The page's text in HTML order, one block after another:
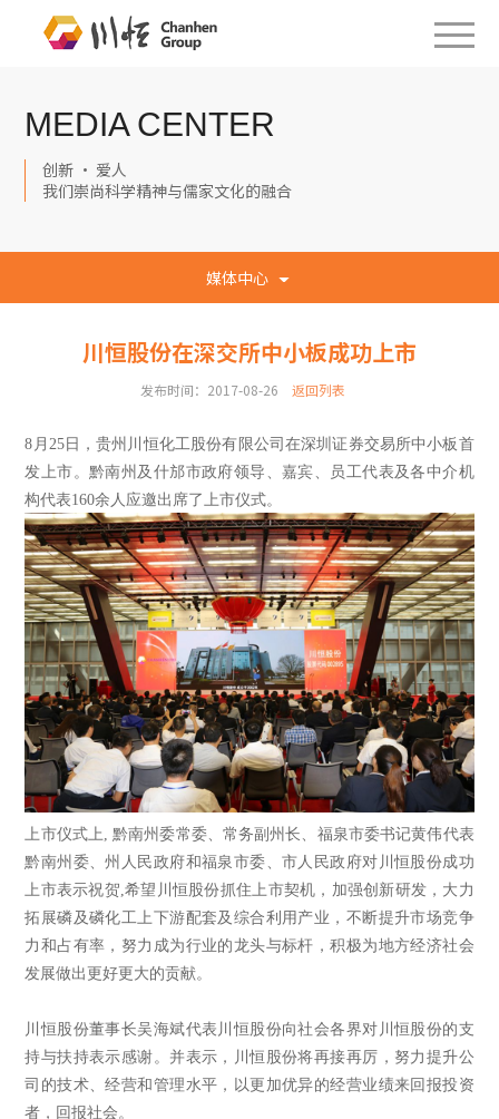
MEDIA CENTER
创新 · 爱人
我们崇尚科学精神与儒家文化的融合
媒体中心
川恒股份在深交所中小板成功上市
发布时间：2017-08-26 返回列表
8 月25日，贵州川恒化工股份有限公司在深圳证券交易所中小板首
发上市。黔南州及什邡市政府领导、嘉宾、员工代表及各中介机
构代表160余人应邀出席了上市仪式。
上市仪式上 ,黔南州委常委、常务副州长、福泉市委书记黄伟代表
黔南州委、州人民政府和福泉市委、市人民政府对川恒股份成功
上市表示祝贺 希望川恒股份抓住上市契机，加强创新研发，大力
拓展磷及磷化工上下游配套及综合利用产业，不断提升市场竞争
力和占有率，努力成为行业的龙头与标杆，积极为地方经济社会
发展做出更好更大的贡献。
川恒股份董事长吴海斌代表川恒股份向社会各界对川恒股份的支
持与扶持表示感谢。并表示，川恒股份将再接再厉，努力提升公
司的技术、经营和管理水平，以更加优异的经营业绩来回报投资
者，回报社会。